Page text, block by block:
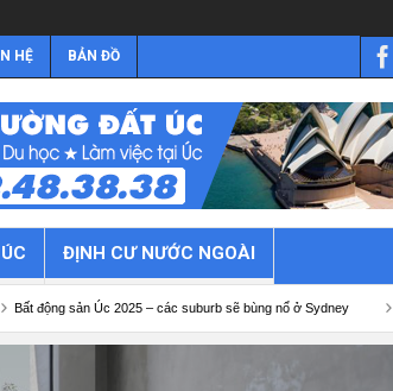
HỆ BẢN ĐỒ
ĐỊNH CƯ NƯỚC NGOÀI
các suburb sẽ bùng nổ ở Sydney Visa 403 nông nghiệp Úc